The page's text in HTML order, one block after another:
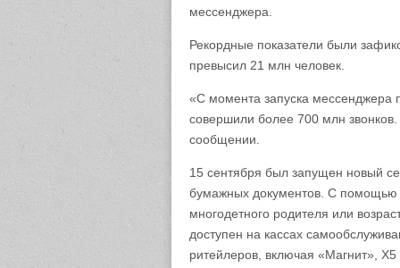
мессенджера.
Рекордные показатели были
превысил 21 млн человек.
«С момента запуска мессенджера
совершили более 700 млн
сообщении.
15 сентября был запущен новый
бумажных документов. С помощью
многодетного родителя или
доступен на кассах
ритейлеров, включая «Магнит», Х5